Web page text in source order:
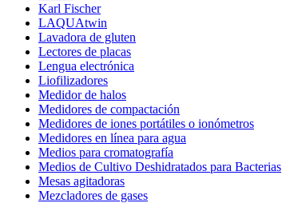
Karl Fischer
LAQUAtwin
Lavadora de gluten
Lectores de placas
Lengua electrónica
Liofilizadores
Medidor de halos
Medidores de compactación
Medidores de iones portátiles o ionómetros
Medidores en línea para agua
Medios para cromatografía
Medios de Cultivo Deshidratados para Bacterias
Mesas agitadoras
Mezcladores de gases